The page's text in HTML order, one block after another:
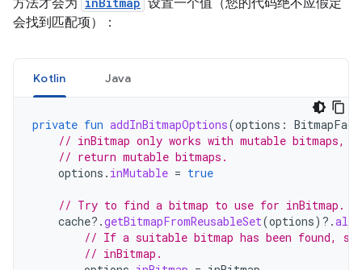
方法才会为
设置一个值（您的代码绝不应假定
会找到匹配项）：
Kotlin Java
private fun addInBitmapOptions(options :
// inBitmap only works with mutable bitmaps,
// return mutable bitmaps.
options . inMutable = true
// Try to find a bitmap to use for inBitmap.
cache?.getBitmapFromReusableSet(options) ?.also
// If a suitable bitmap has been found,
// inBitmap.